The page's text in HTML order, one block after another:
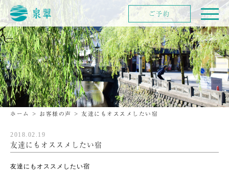
ホーム > お客様の声 > 友達にもオススメしたい宿
2018.02.19
友達にもオススメしたい宿
友達にもオススメしたい宿
ご予約